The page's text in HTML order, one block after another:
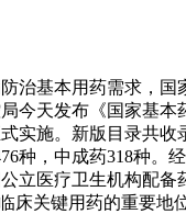
治基本用药需求，国
今天发布《国家基本
实施。新版目录共收
种，中成药318种。经
立医疗卫生机构配备
床关键用药的重要地